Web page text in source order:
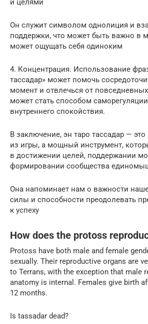
Он служит символом однолиция и
поддержки, что может быть важно в
может ощущать себя одиноким
4. Концентрация. Использование
тассадар» может помочь
момент и отвлечься от
может стать способом
внутреннего спокойствия.
В заключение, эн таро тассадар —
из игры, а мощный инструмент,
в достижении целей, поддержании
формировании сообщества
Она напоминает нам о важности
силы и способности преодолевать
к успеху
How does the protoss
Protoss have both male and female
sexually. Their reproductive organs are
to Terrans, with the exception that male
anatomy is internal. Females give birth
12 months.
Is tassadar dead?